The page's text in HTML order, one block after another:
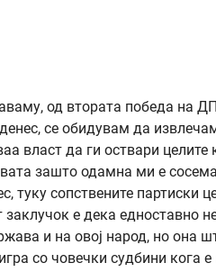
од втората победа на
се обидувам да
власт да ги оствари
зашто одамна ми е
туку сопствените партиски
е дека едноставно
и на овој народ, но она
со човечки судбини